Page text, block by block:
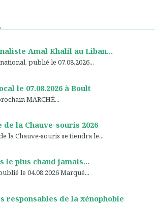
Amal Khalil au Liban...
publié le 07.08.2026...
le 07.08.2026 à Boult
MARCHÉ...
la Chauve-souris 2026
la Chauve-souris se tiendra le...
le plus chaud jamais...
le 04.08.2026 Marqué...
responsables de la xénophobie